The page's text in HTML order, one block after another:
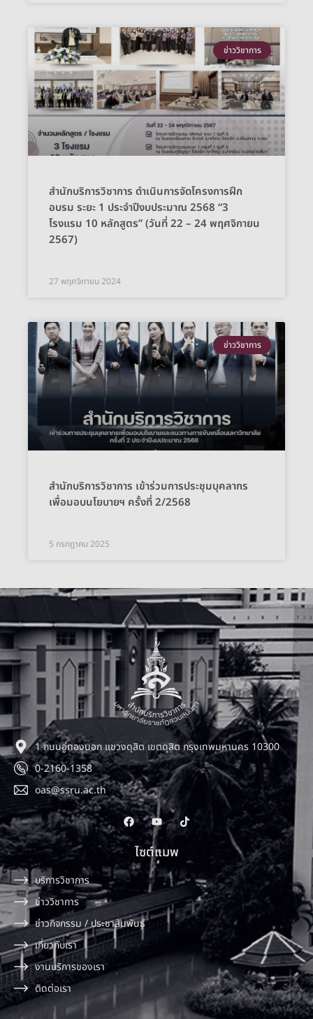
ข่าววิชาการ
สำนักบริการวิชาการ ดำเนินการจัดโครงการฝึก
อบรม ระยะ 1 ประจำปีงบประมาณ 2568 “3
โรงแรม 10 หลักสูตร” (วันที่ 22 – 24 พฤศจิกายน
2567)
27 พฤศจิกายน 2024
ข่าววิชาการ
สำนักบริการวิชาการ เข้าร่วมการประชุมบุคลากร
เพื่อมอบนโยบายฯ ครั้งที่ 2/2568
5 กรกฎาคม 2025
1 ถนนอู่ทองนอก แขวงดุสิต เขตดุสิต กรุงเทพมหานคร 10300
0-2160-1358
oas@ssru.ac.th
ไซต์แมพ
บริการวิชาการ
ข่าววิชาการ
ข่าวกิจกรรม / ประชาสัมพันธ์
เกี่ยวกับเรา
งานบริการของเรา
ติดต่อเรา